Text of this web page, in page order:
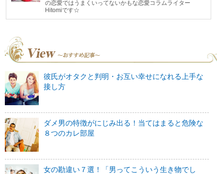
の恋愛ではうまくいってないかもな恋愛コラムライター
Hitomiです☆
彼氏がオタクと判明・お互い幸せになれる上手な
接し方
ダメ男の特徴がにじみ出る！当てはまると危険な
８つのカレ部屋
女の勘違い７選！「男ってこういう生き物でし